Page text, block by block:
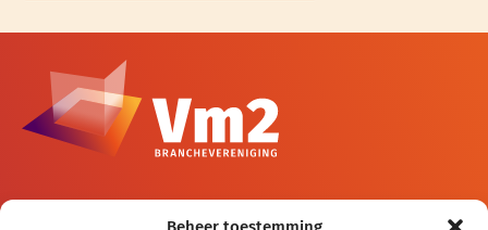
Branchevereniging Vm2